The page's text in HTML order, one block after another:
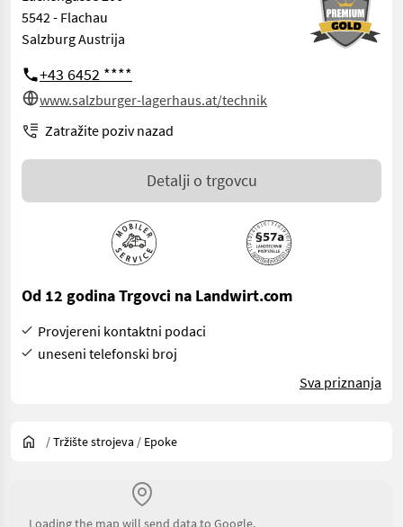
5542 - Flachau
Salzburg Austrija
+43 6452 ****
www.salzburger-lagerhaus.at/technik
Zatražite poziv nazad
Detalji o trgovcu
Od 12 godina Trgovci na Landwirt.com
Provjereni kontaktni podaci
uneseni telefonski broj
Sva priznanja
/Tržište strojeva / Epoke
Loading the map will send data to Google.